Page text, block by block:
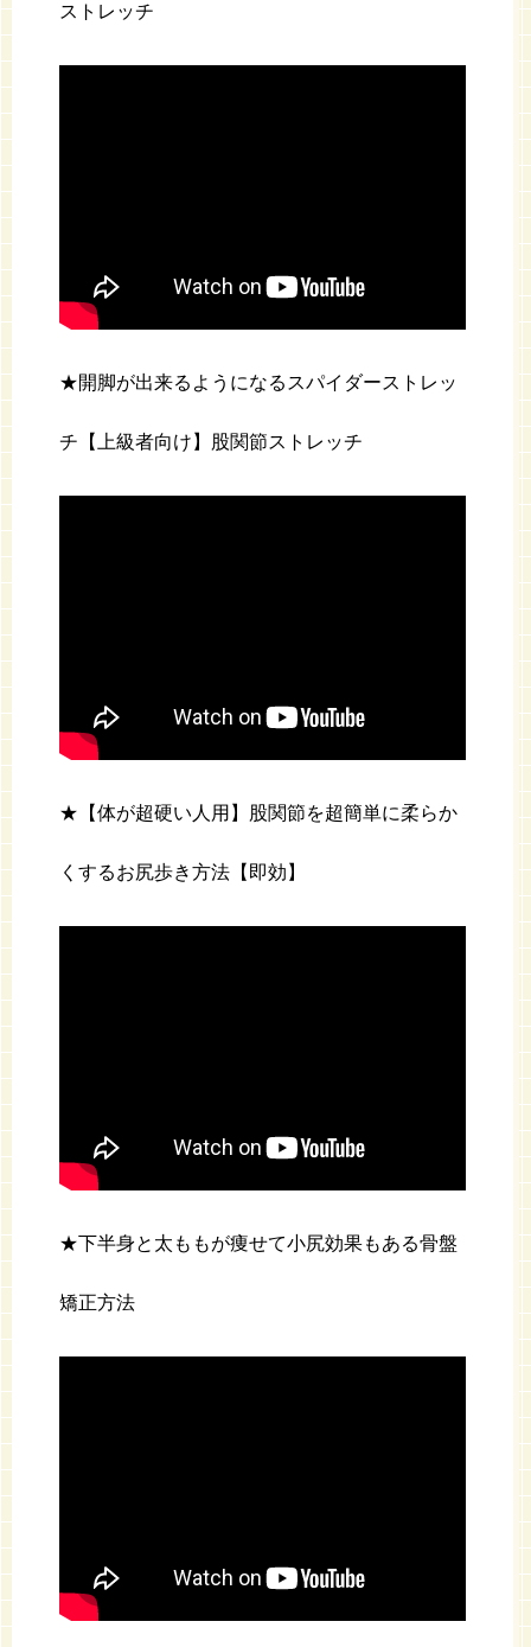
ストレッチ
★開脚が出来るようになるスパイダーストレッ
チ【上級者向け】股関節ストレッチ
★【体が超硬い人用】股関節を超簡単に柔らか
くするお尻歩き方法【即効】
★下半身と太ももが痩せて小尻効果もある骨盤
矯正方法